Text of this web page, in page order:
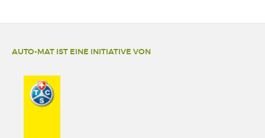
AUTO-MAT IST EINE INITIATIVE VON